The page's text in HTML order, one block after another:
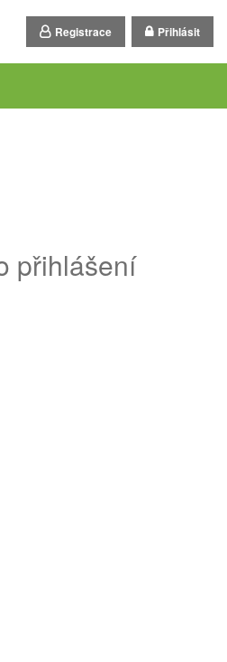
Registrace Přihlásit
přihlášení